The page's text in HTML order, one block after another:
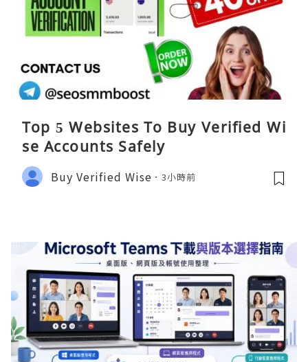
Top 5 Websites To Buy Verified Wi
se Accounts Safely
Buy Verified Wise 3小時前